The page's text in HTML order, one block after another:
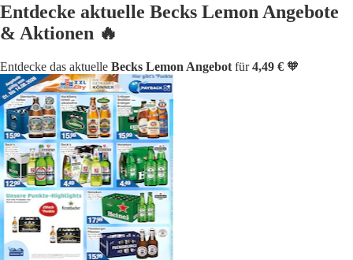
Entdecke aktuelle Becks Lemon Angebote
& Aktionen 🔥
Entdecke das aktuelle Becks Lemon Angebot für4,49 € 🧡